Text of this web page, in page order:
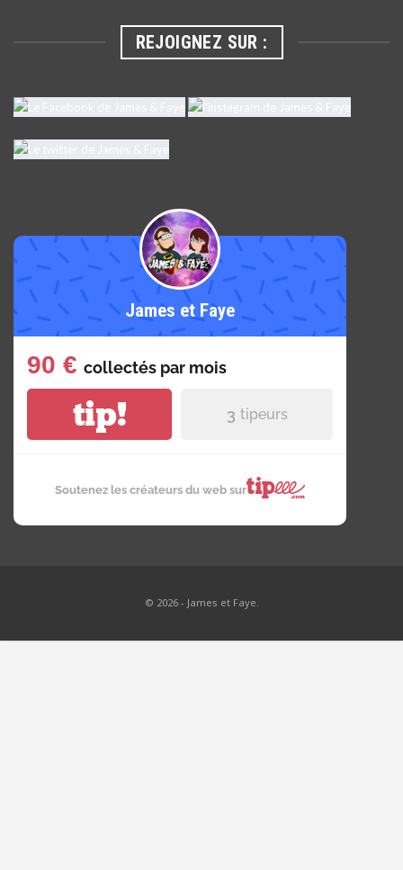
REJOIGNEZ SUR :
James et Faye
90 € collectés par mois
tip! 3 tipeurs
Soutenez les créateurs du web sur
© 2026 - James et Faye.